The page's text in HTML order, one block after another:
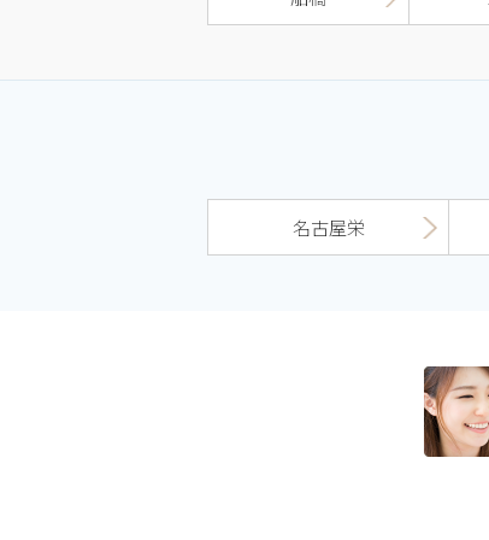
名古屋栄